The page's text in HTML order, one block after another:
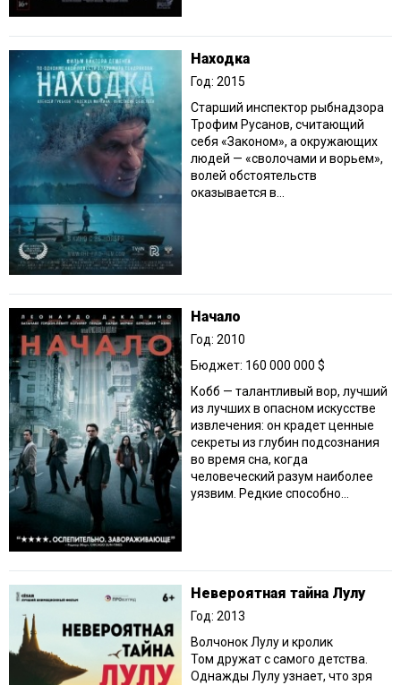
Находка
Год: 2015
Старший инспектор рыбнадзора
Трофим Русанов, считающий
себя «Законом», а окружающих
людей — «сволочами и ворьем»,
волей обстоятельств
оказывается в...
Начало
Год: 2010
Бюджет: 160 000 000 $
Кобб — талантливый вор, лучший
из лучших в опасном искусстве
извлечения: он крадет ценные
секреты из глубин подсознания
во время сна, когда
человеческий разум наиболее
уязвим. Редкие способно...
Невероятная тайна Лулу
Год: 2013
Волчонок Лулу и кролик
Том дружат с самого детства.
Однажды Лулу узнает, что зря